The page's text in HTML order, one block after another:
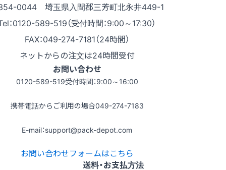
0044 埼玉県入間郡三芳町北永井449-1
：0120-589-519（受付時間：9:00～17:30）
FAX：049-274-7181（24時間）
ネットからの注文は24時間受付
お問い合わせ
0120-589-519受付時間：9:00～16:00
携帯電話からご利用の場合049-274-7183
E-mail：support@pack-depot.com
お問い合わせフォームはこちら
送料・お支払方法